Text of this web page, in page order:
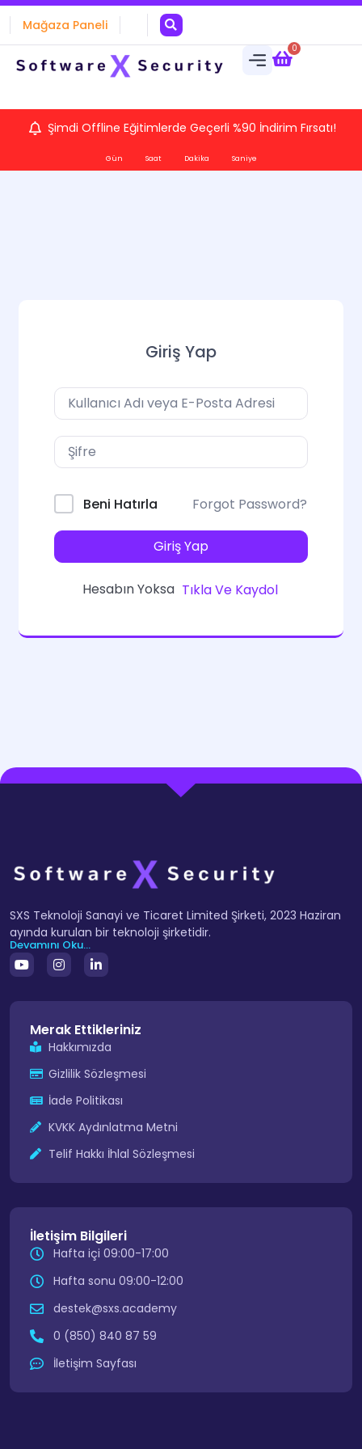
Mağaza Paneli
0
Şimdi Offline Eğitimlerde Geçerli %90 İndirim Fırsatı!
Gün Saat Dakika Saniye
Giriş Yap
Beni Hatırla Forgot Password?
Giriş Yap
Hesabın Yoksa Tıkla Ve Kaydol
SXS Teknoloji Sanayi ve Ticaret Limited Şirketi, 2023 Haziran
ayında kurulan bir teknoloji şirketidir.
Devamını Oku...
Merak Ettikleriniz
Hakkımızda
Gizlilik Sözleşmesi
İade Politikası
KVKK Aydınlatma Metni
Telif Hakkı İhlal Sözleşmesi
İletişim Bilgileri
Hafta içi 09:00-17:00
Hafta sonu 09:00-12:00
destek@sxs.academy
0 (850) 840 87 59
İletişim Sayfası